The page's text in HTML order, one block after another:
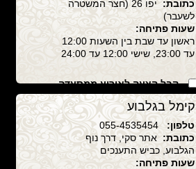
כתובת:
יפו 26 (חצר המשטרה
לשעבר)
שעות פתיחה:
ראשון עד שבת בין השעות 12:00
עד 23:00, שישי 12:00 עד 24:00
קבל הצעה לאירוע ממסעדה
זו
קימל בגלבוע
טלפון:055-4535454
כתובת: אתר סקי, דרך נוף
הגלבוע, כביש התענכים
שעות פתיחה: